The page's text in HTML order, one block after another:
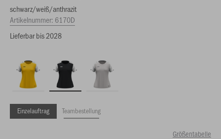
schwarz/weiß/anthrazit
Artikelnummer: 6170D
Lieferbar bis 2028
Einzelauftrag Teambestellung
Größentabelle